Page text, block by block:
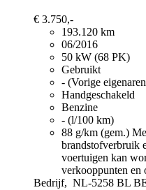
€ 3.750,-
193.120 km
06/2016
50 kW (68 PK)
Gebruikt
- (Vorige
Handgeschakeld
Benzine
- (l/100 km)
88 g/km (gem.)
brandstofverbruik
voertuigen kan
verkooppunten en
Bedrijf, NL-5258 BL